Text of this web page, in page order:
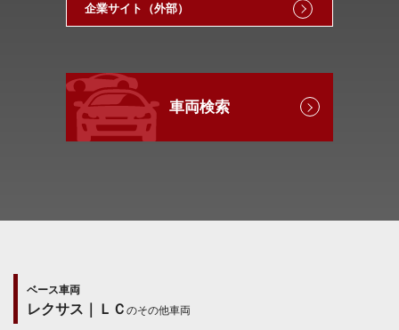
企業サイト（外部）
車両検索
ベース車両
レクサス｜ＬＣ のその他車両